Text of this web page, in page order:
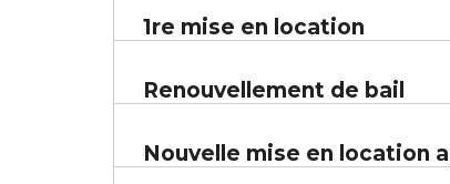
1re mise en location
Renouvellement de bail
Nouvelle mise en location